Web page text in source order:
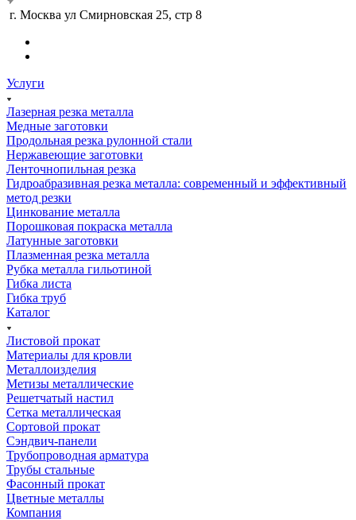
г. Москва ул Смирновская 25, стр 8
Услуги
Лазерная резка металла
Медные заготовки
Продольная резка рулонной стали
Нержавеющие заготовки
Ленточнопильная резка
Гидроабразивная резка металла: современный и эффективный
метод резки
Цинкование металла
Порошковая покраска металла
Латунные заготовки
Плазменная резка металла
Рубка металла гильотиной
Гибка листа
Гибка труб
Каталог
Листовой прокат
Материалы для кровли
Металлоизделия
Метизы металлические
Решетчатый настил
Сетка металлическая
Сортовой прокат
Сэндвич-панели
Трубопроводная арматура
Трубы стальные
Фасонный прокат
Цветные металлы
Компания